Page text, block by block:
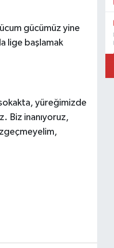
gücümüz yine
lige başlamak
yüreğimizde
Biz inanıyoruz,